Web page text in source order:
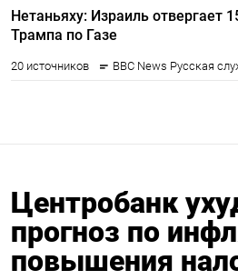
Центробанк
прогноз по
повышения